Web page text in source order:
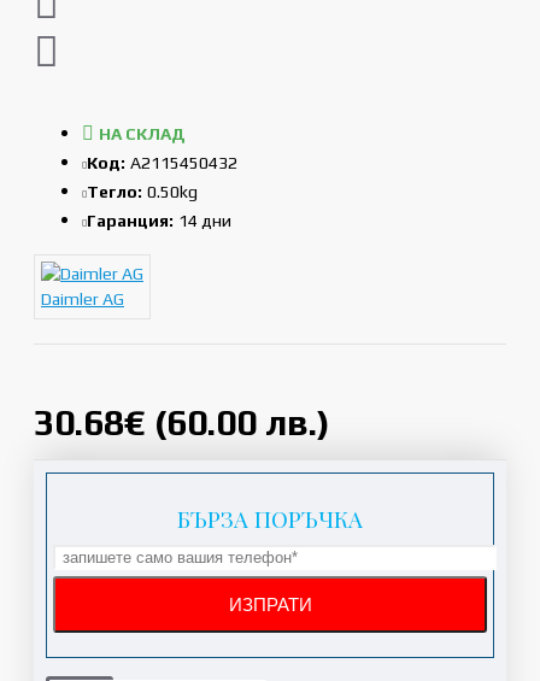
30.68€ (60.00 лв.)
НА СКЛАД
Код: A2115450432
Тегло: 0.50kg
Гаранция: 14 дни
Daimler AG
БЪРЗА ПОРЪЧКА